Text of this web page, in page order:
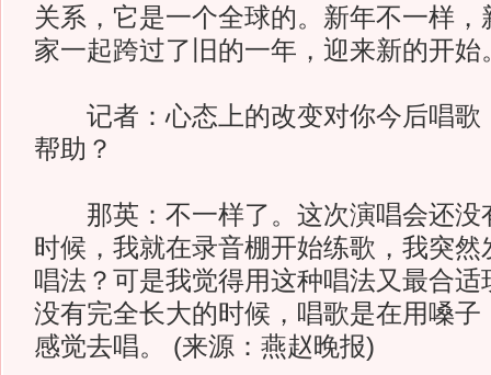
关系，它是一个全球的。新年不一样
家一起跨过了旧的一年，迎来新的开始
记者：心态上的改变对你今后唱歌
帮助？
那英：不一样了。这次演唱会还没
时候，我就在录音棚开始练歌，我突然
唱法？可是我觉得用这种唱法又最合适
没有完全长大的时候，唱歌是在用嗓子
感觉去唱。 (来源：燕赵晚报)